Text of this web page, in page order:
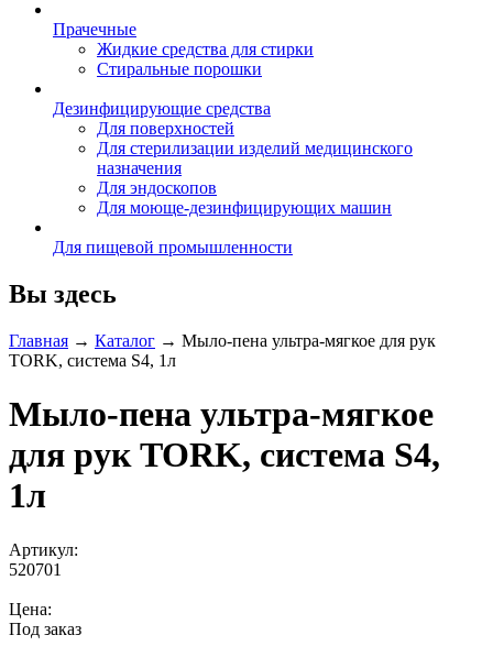
Прачечные
Жидкие средства для стирки
Стиральные порошки
Дезинфицирующие средства
Для поверхностей
Для стерилизации изделий медицинского
назначения
Для эндоскопов
Для моюще-дезинфицирующих машин
Для пищевой промышленности
Вы здесь
Главная → Каталог → Мыло-пена ультра-мягкое для рук
TORK, cистема S4, 1л
Мыло-пена ультра-мягкое
для рук TORK, cистема S4,
1л
Артикул:
520701
Цена:
Под заказ